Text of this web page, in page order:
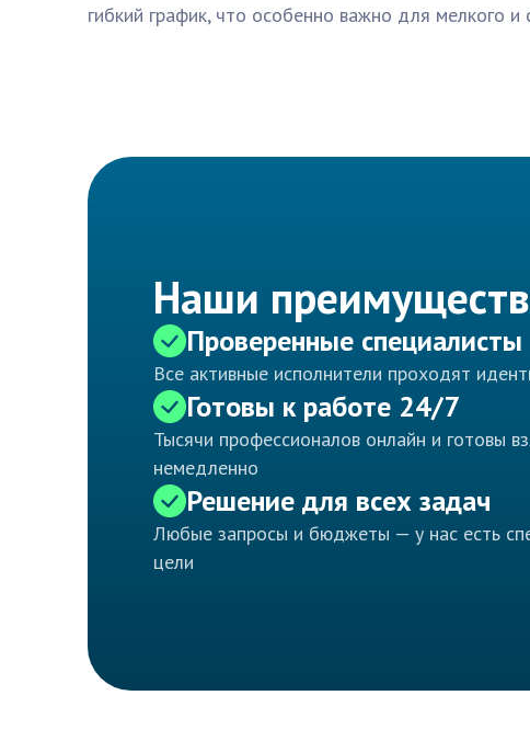
гибкий график, что особенно важно для мелкого и
Наши
Проверенные специалисты
Все активные исполнители проходят
Готовы к работе 24/7
Тысячи профессионалов онлайн и готовы
немедленно
Решение для всех задач
Любые запросы и бюджеты — у нас есть
цели